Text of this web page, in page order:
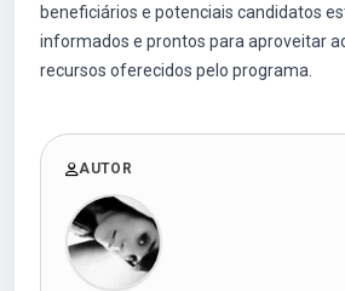
beneficiários e potenciais candidatos
informados e prontos para aproveitar
recursos oferecidos pelo programa.
AUTOR